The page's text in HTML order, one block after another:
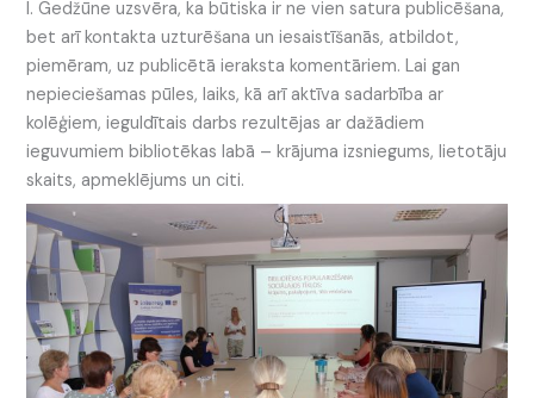
I. Gedžūne uzsvēra, ka būtiska ir ne vien satura publicēšana,
bet arī kontakta uzturēšana un iesaistīšanās, atbildot,
piemēram, uz publicētā ieraksta komentāriem. Lai gan
nepieciešamas pūles, laiks, kā arī aktīva sadarbība ar
kolēģiem, ieguldītais darbs rezultējas ar dažādiem
ieguvumiem bibliotēkas labā – krājuma izsniegums, lietotāju
skaits, apmeklējums un citi.